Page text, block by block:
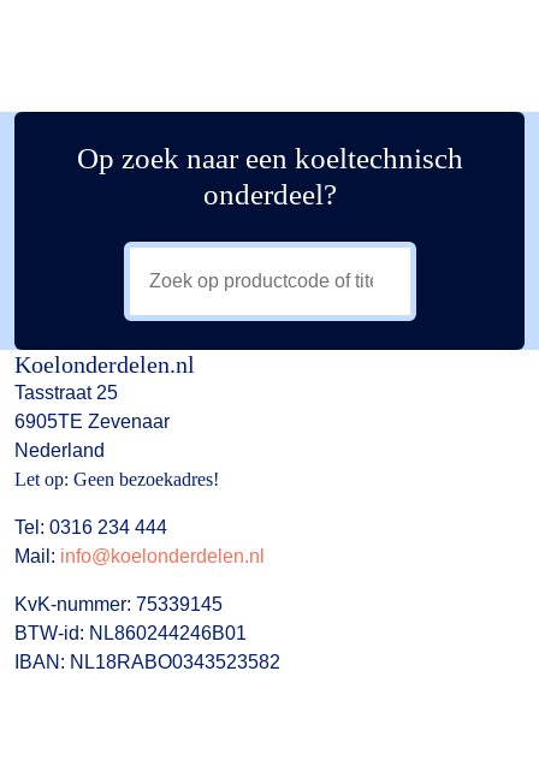
Op zoek naar een koeltechnisch
onderdeel?
Koelonderdelen.nl
Tasstraat 25
6905TE Zevenaar
Nederland
Let op: Geen bezoekadres!
Tel: 0316 234 444
Mail: info@koelonderdelen.nl
KvK-nummer: 75339145
BTW-id: NL860244246B01
IBAN: NL18RABO0343523582